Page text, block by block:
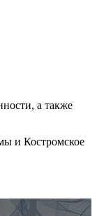
а также
и Костромское